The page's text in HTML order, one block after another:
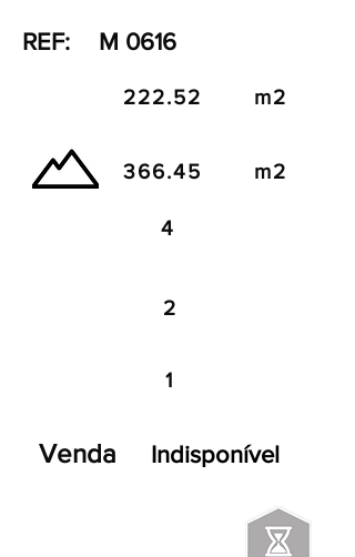
REF: M 0616
222.52 m2
366.45 m2
4
2
1
Venda Indisponível